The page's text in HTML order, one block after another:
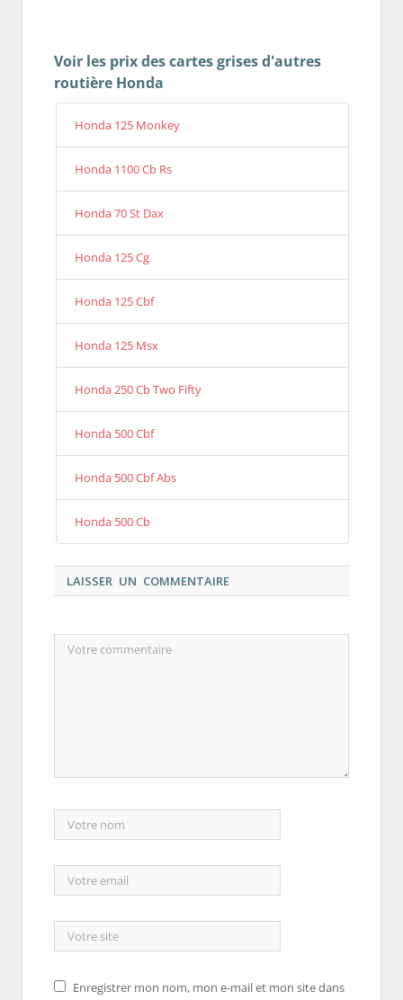
Voir les prix des cartes grises d'autres
routière Honda
Honda 125 Monkey
Honda 1100 Cb Rs
Honda 70 St Dax
Honda 125 Cg
Honda 125 Cbf
Honda 125 Msx
Honda 250 Cb Two Fifty
Honda 500 Cbf
Honda 500 Cbf Abs
Honda 500 Cb
LAISSER UN COMMENTAIRE
Enregistrer mon nom, mon e-mail et mon site dans